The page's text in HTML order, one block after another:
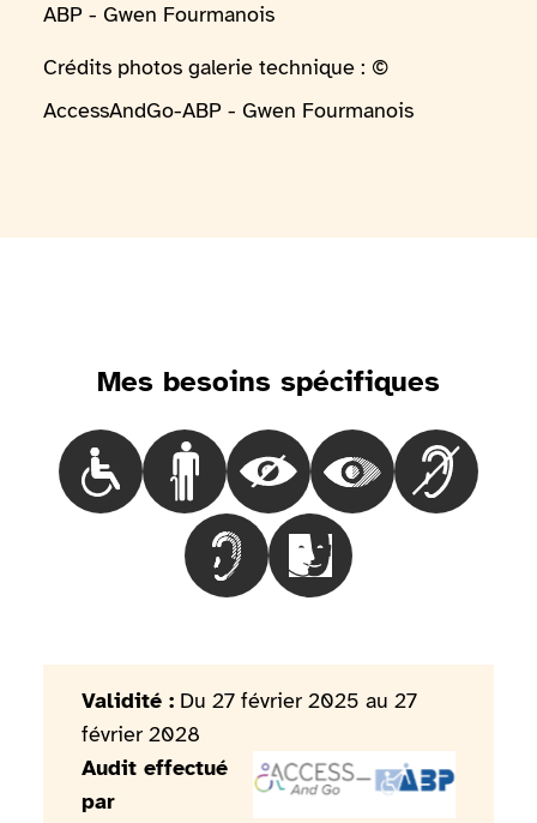
ABP - Gwen Fourmanois
Crédits photos galerie technique : ©
AccessAndGo-ABP - Gwen Fourmanois
Mes besoins spécifiques
Choisir le besoinLes personnes en fauteuil roulant
Choisir le besoinLes personnes
Choisir le besoinLes
Choisir le besoinLes
Choisir le
Choisir le besoinLes personnes
Choisir le besoinLes
Validité : Du 27 février 2025 au 27
février 2028
Audit effectué
par